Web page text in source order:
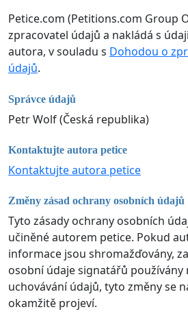
Petice.com (Petitions.com Group
zpracovatel údajů a nakládá s
autora, v souladu s Dohodou o
údajů.
Správce údajů
Petr Wolf (Česká republika)
Kontaktujte autora petice
Kontaktujte autora petice
Změny zásad ochrany osobních údajů
Tyto zásady ochrany osobních
učiněné autorem petice. Pokud
informace jsou shromažďovány,
osobní údaje signatářů používány
uchovávání údajů, tyto změny se
okamžitě projeví.